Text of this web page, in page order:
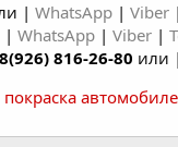
| WhatsApp | Viber |
| WhatsApp | Viber |
8(926) 816-26-80 или |
покраска